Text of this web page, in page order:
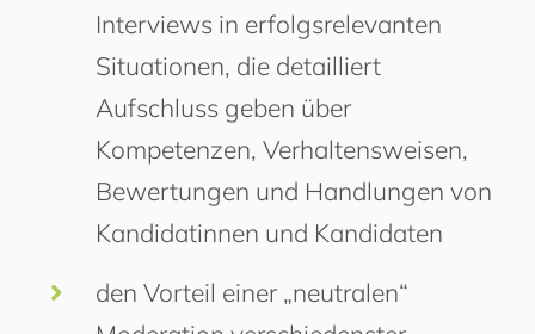
Interviews in erfolgsrelevanten
Situationen, die detailliert
Aufschluss geben über
Kompetenzen, Verhaltensweisen,
Bewertungen und Handlungen von
Kandidatinnen und Kandidaten
den Vorteil einer „neutralen“